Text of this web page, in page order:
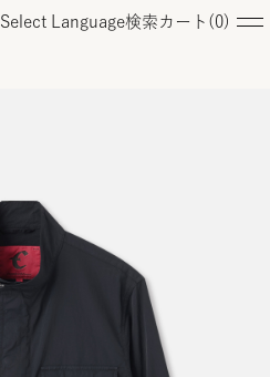
Select Language検索 カート( 0)